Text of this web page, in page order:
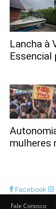
Lancha à
Essencial
mulheres
Facebook
Fale Conosco